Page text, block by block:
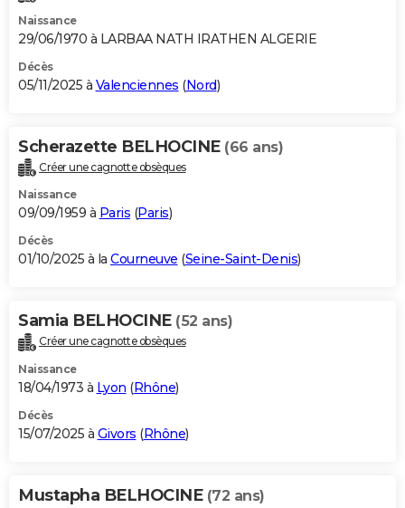
Naissance
29/06/1970 à LARBAA NATH IRATHEN ALGERIE
Décès
05/11/2025 à Valenciennes (Nord)
Scherazette BELHOCINE (66 ans)
Créer une cagnotte obsèques
Naissance
09/09/1959 à Paris (Paris)
Décès
01/10/2025 à la Courneuve (Seine-Saint-Denis)
Samia BELHOCINE (52 ans)
Créer une cagnotte obsèques
Naissance
18/04/1973 à Lyon (Rhône)
Décès
15/07/2025 à Givors (Rhône)
Mustapha BELHOCINE (72 ans)